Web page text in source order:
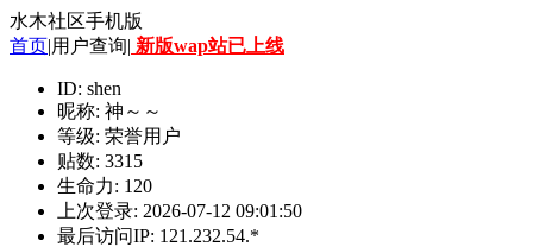
水木社区手机版
首页|用户查询| 新版wap站已上线
ID: shen
昵称: 神～～
等级: 荣誉用户
贴数: 3315
生命力: 120
上次登录: 2026-07-12 09:01:50
最后访问IP: 121.232.54.*